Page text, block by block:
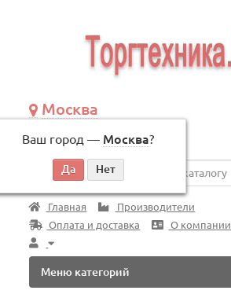
Москва
Ваш город — Москва?
по будням, с 09:00 до 18:00
Везде
Главная
Производители
Оплата и доставка
О компании
Меню категорий